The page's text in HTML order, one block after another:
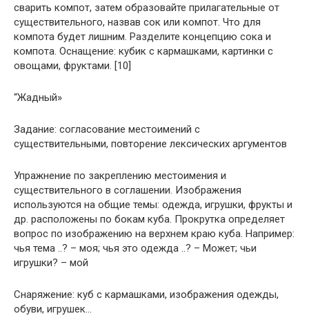
сварить компот, затем образовайте прилагательные от
существительного, назвав сок или компот. Что для
компота будет лишним. Разделите концепцию сока и
компота. Оснащение: кубик с кармашками, картинки с
овощами, фруктами. [10]
“Жадный»
Задание: согласование местоимений с
существительными, повторение лексических аргументов
Упражнение по закреплению местоимения и
существительного в соглашении. Изображения
используются на общие темы: одежда, игрушки, фрукты и
др. расположены по бокам куба. Прокрутка определяет
вопрос по изображению на верхнем краю куба. Например:
чья тема ..? – моя; чья это одежда ..? – Может; чьи
игрушки? – мой
Снаряжение: куб с кармашками, изображения одежды,
обуви, игрушек…